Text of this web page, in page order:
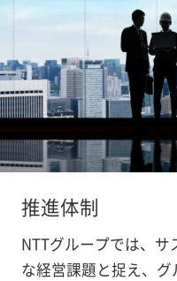
推進体制
NTTグループでは、
な経営課題と捉え、